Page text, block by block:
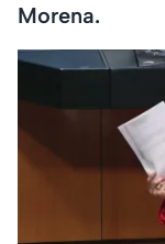
Morena.